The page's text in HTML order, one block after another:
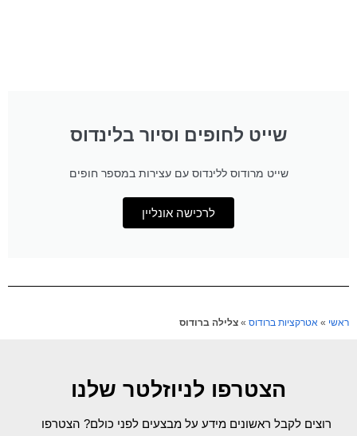
שייט לחופים וסיור בלינדוס
שייט מרודוס ללינדוס עם עצירות במספר חופים
לרכישה אונליין
ראשי » אטרקציות ברודוס » צלילה ברודוס
הצטרפו לניוזלטר שלנו
רוצים לקבל ראשונים מידע על מבצעים לפני כולם? הצטרפו